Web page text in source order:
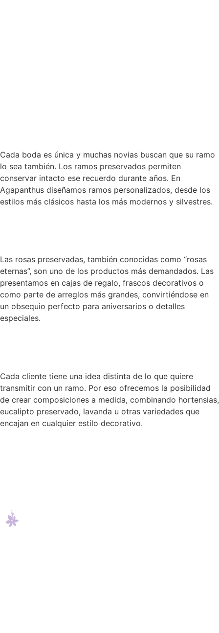
Cada boda es única y muchas novias buscan que su ramo
lo sea también. Los ramos preservados permiten
conservar intacto ese recuerdo durante años. En
Agapanthus diseñamos ramos personalizados, desde los
estilos más clásicos hasta los más modernos y silvestres.
Las rosas preservadas, también conocidas como “rosas
eternas”, son uno de los productos más demandados. Las
presentamos en cajas de regalo, frascos decorativos o
como parte de arreglos más grandes, convirtiéndose en
un obsequio perfecto para aniversarios o detalles
especiales.
Cada cliente tiene una idea distinta de lo que quiere
transmitir con un ramo. Por eso ofrecemos la posibilidad
de crear composiciones a medida, combinando hortensias,
eucalipto preservado, lavanda u otras variedades que
encajan en cualquier estilo decorativo.